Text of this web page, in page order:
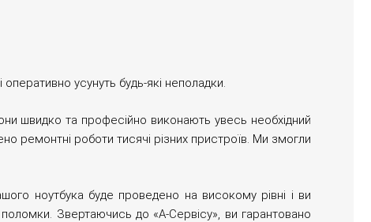
усунуть будь-які неполадки.
швидко та професійно виконають увесь необхідний
ремонтні роботи тисячі різних пристроїв. Ми змогли
ноутбука буде проведено на високому рівні і ви
Звертаючись до «А-Сервісу», ви гарантовано